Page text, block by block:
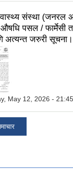
संस्था (जनरल
पसल / फार्मेसी
अत्यन्त जरुरी सूचना।
May 12, 2026 - 21:45